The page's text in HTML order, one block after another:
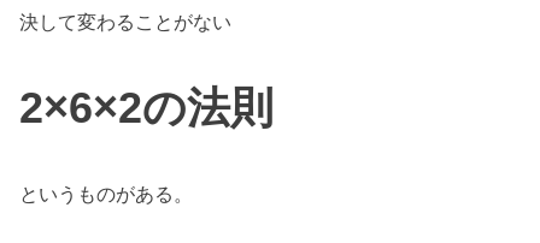
決して変わることがない
2×6×2の法則
というものがある。